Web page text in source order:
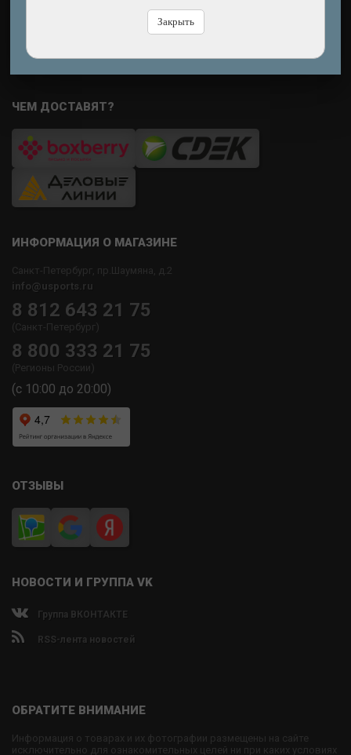
Закрыть
ЧЕМ ДОСТАВЯТ?
ИНФОРМАЦИЯ О МАГАЗИНЕ
Санкт-Петербург, пр.Шаумяна, д.2
info@usports.ru
8 812 643 21 75
(Санкт-Петербург)
8 800 333 21 75
(Регионы России)
(с 10:00 до 20:00)
ОТЗЫВЫ
НОВОСТИ И ГРУППА VK
Группа ВКОНТАКТЕ
RSS-лента новостей
ОБРАТИТЕ ВНИМАНИЕ
Информация о товарах и их фотографии размещены на сайте
исключительно для ознакомительных целей ни при каких условиях